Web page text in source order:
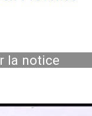
la notice